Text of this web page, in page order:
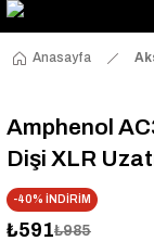
Anasayfa
Amphenol
Dişi XLR
-40% İNDİRİM
₺591₺985